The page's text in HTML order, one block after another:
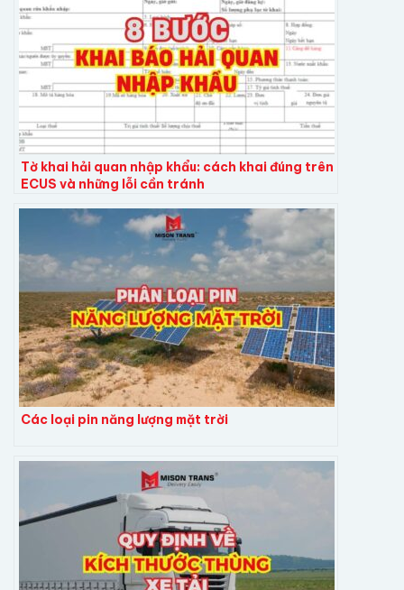
Tờ khai hải quan nhập khẩu: cách khai đúng trên
ECUS và những lỗi cần tránh
Các loại pin năng lượng mặt trời